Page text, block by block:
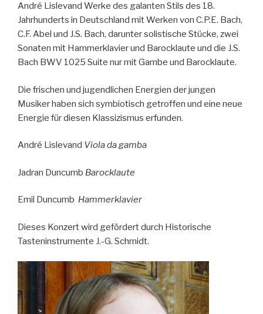
André Lislevand Werke des galanten Stils des 18.
Jahrhunderts in Deutschland mit Werken von C.P.E. Bach,
C.F. Abel und J.S. Bach, darunter solistische Stücke, zwei
Sonaten mit Hammerklavier und Barocklaute und die J.S.
Bach BWV 1025 Suite nur mit Gambe und Barocklaute.
Die frischen und jugendlichen Energien der jungen
Musiker haben sich symbiotisch getroffen und eine neue
Energie für diesen Klassizismus erfunden.
André Lislevand Viola da gamba
Jadran Duncumb Barocklaute
Emil Duncumb Hammerklavier
Dieses Konzert wird gefördert durch Historische
Tasteninstrumente J.-G. Schmidt.